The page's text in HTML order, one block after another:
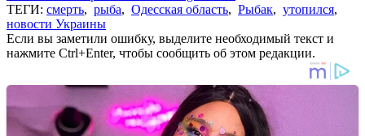
ТЕГИ: смерть, рыба, Одесская область, Рыбак, утопился,
новости Украины
Если вы заметили ошибку, выделите необходимый текст и
нажмите Ctrl+Enter, чтобы сообщить об этом редакции.